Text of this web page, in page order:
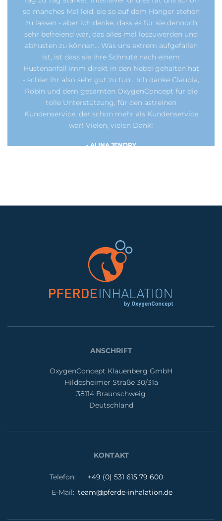
so manches Mal leid, sie so auf dem Hänger stehen
zu lassen - aber ich denke, dass es für sie dennoch
sehr befreiend war, das alles mal loszuwerden und
abhusten zu können... Was uns extrem aufgefallen
ist, ist dass sie ihre Schnute nach einem
Hustenanfall imm direkt in den Nebel gehalten hat
- schier ihr also sehr gut zu tun... Ich danke Claudia,
Robin und dem gesamten OxygenConcept für die
tolle Unterstützung, für den astreinen
Kundenservice, der schon mehr als Kundenservice
war! Vielen, vielen Dank!
- ALINA JENDRY
ANSCHRIFT
OxygenConcept Klauenberg GmbH
Hildesheimer Straße 30/31a
38114 Braunschweig
Deutschland
KONTAKT
Telefon:
+49 (0) 531 615 79 600
E-Mail: team@pferde-inhalation.de